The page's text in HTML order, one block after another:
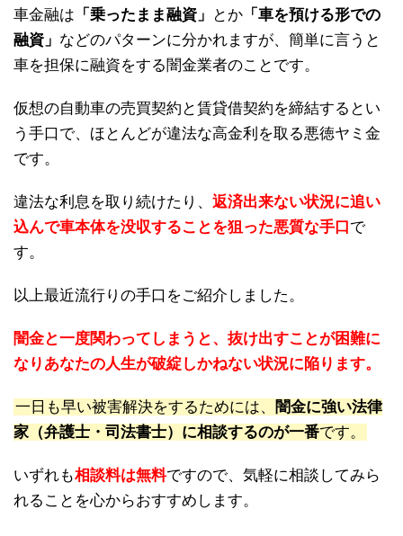
車金融は 「乗ったまま融資」 とか 「車を預ける形での
融資」 などのパターンに分かれますが、簡単に言うと
車を担保に融資をする闇金業者のことです。
仮想の自動車の売買契約と賃貸借契約を締結するとい
う手口で、ほとんどが違法な高金利を取る悪徳ヤミ金
です。
違法な利息を取り続けたり、 返済出来ない状況に追い
込んで車本体を没収することを狙った悪質な手口 で
す。
以上最近流行りの手口をご紹介しました。
闇金と一度関わってしまうと、抜け出すことが困難に
なりあなたの人生が破綻しかねない状況に陥ります。
一日も早い被害解決をするためには、
闇金に強い法律
家（弁護士・司法書士）に相談するのが一番です。
いずれも相談料は無料ですので、気軽に相談してみら
れることを心からおすすめします。